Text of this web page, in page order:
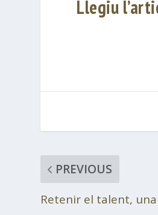
Llegiu
PREVIOUS
Retenir el talent,